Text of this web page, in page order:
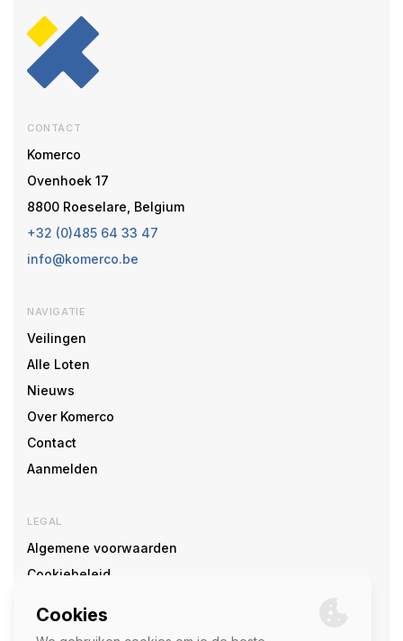
CONTACT
Komerco
Ovenhoek 17
8800 Roeselare, Belgium
+32 (0)485 64 33 47
info@komerco.be
NAVIGATIE
Veilingen
Alle Loten
Nieuws
Over Komerco
Contact
Aanmelden
LEGAL
Algemene voorwaarden
Cookiebeleid